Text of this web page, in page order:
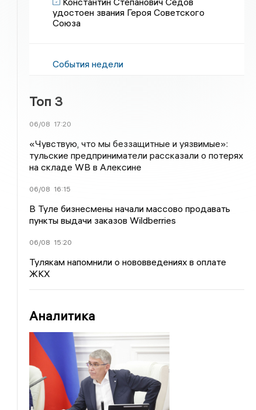
удостоен звания Героя Советского
Союза
События недели
Топ 3
06/08 17:20
«Чувствую, что мы беззащитные и уязвимые»:
тульские предприниматели рассказали о потерях
на складе WB в Алексине
06/08 16:15
В Туле бизнесмены начали массово продавать
пункты выдачи заказов Wildberries
06/08 15:20
Тулякам напомнили о нововведениях в оплате
ЖКХ
Аналитика